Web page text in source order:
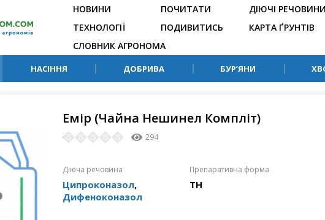
НОВИНИ
ТЕХНОЛОГІЇ
ПОЧИТАТИ
ПОДИВИТИСЬ
ДІЮЧІ РЕЧОВИНИ
КАРТА ҐРУНТІВ
СЛОВНИК АГРОНОМА
НАСІННЯ ДОБРИВА БУР’ЯНИ
Емір (Чайна Нешинел Компліт)
294
Діюча речовина
Ципроконазол,
Дифеноконазол
Препаративна форма
ТН